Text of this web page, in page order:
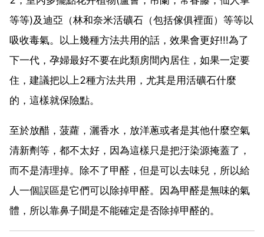
等等)及迪亞（林和奈米活礦石（包括傢俱裡面）等等以
吸收毒氣。以上幾種方法共用的話，效果會更好!!!為了
下一代，孕婦最好不要在此類房間內居住，如果一定要
住，建議把以上2種方法共用，尤其是用活礦石什麼
的，這樣就保險點。
至於放醋，菠蘿，灑香水，放洋蔥或者是其他什麼空氣
清新劑等，都不太好，因為這樣只是把汙染源掩蓋了，
而不是清理掉。除不了甲醛，但是可以去味兒，所以給
人一個誤區是它們可以除掉甲醛。因為甲醛是無味的氣
體，所以靠鼻子聞是不能確定是否除掉甲醛的。